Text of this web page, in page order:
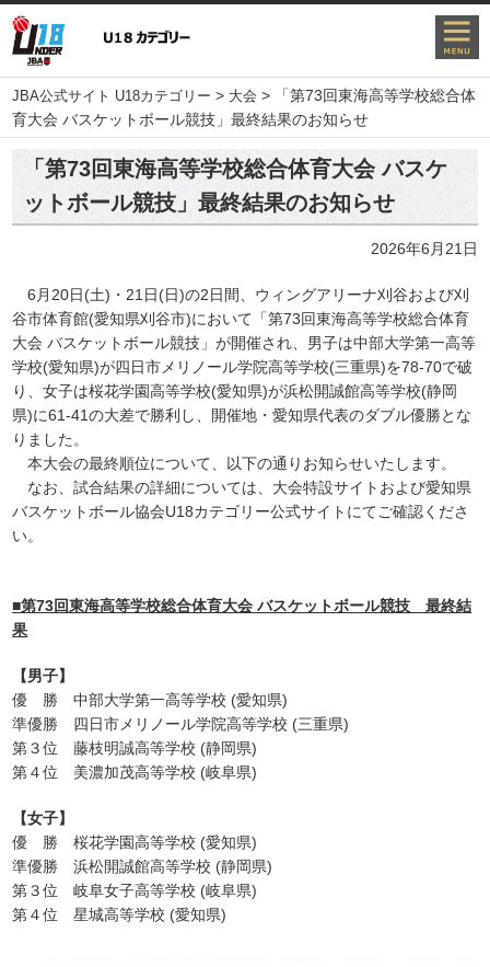
JBA公式サイト U18カテゴリー > 大会 >
「第73回東海高等学校総合体
育大会 バスケットボール競技」最終結果のお知らせ
「第73回東海高等学校総合体育大会 バスケ
ットボール競技」最終結果のお知らせ
2026年6月21日
6月20日(土)・21日(日)の2日間、ウィングアリーナ刈谷および刈
谷市体育館(愛知県刈谷市)において「第73回東海高等学校総合体育
大会 バスケットボール競技」が開催され、男子は中部大学第一高等
学校(愛知県)が四日市メリノール学院高等学校(三重県)を78-70で破
り、女子は桜花学園高等学校(愛知県)が浜松開誠館高等学校(静岡
県)に61-41の大差で勝利し、開催地・愛知県代表のダブル優勝とな
りました。
本大会の最終順位について、以下の通りお知らせいたします。
なお、試合結果の詳細については、大会特設サイトおよび愛知県
バスケットボール協会U18カテゴリー公式サイトにてご確認くださ
い。
■第73回東海高等学校総合体育大会 バスケットボール競技 最終結
果
【男子】
優 勝 中部大学第一高等学校 (愛知県)
準優勝 四日市メリノール学院高等学校 (三重県)
第３位 藤枝明誠高等学校 (静岡県)
第４位 美濃加茂高等学校 (岐阜県)
【女子】
優 勝 桜花学園高等学校 (愛知県)
準優勝 浜松開誠館高等学校 (静岡県)
第３位 岐阜女子高等学校 (岐阜県)
第４位 星城高等学校 (愛知県)